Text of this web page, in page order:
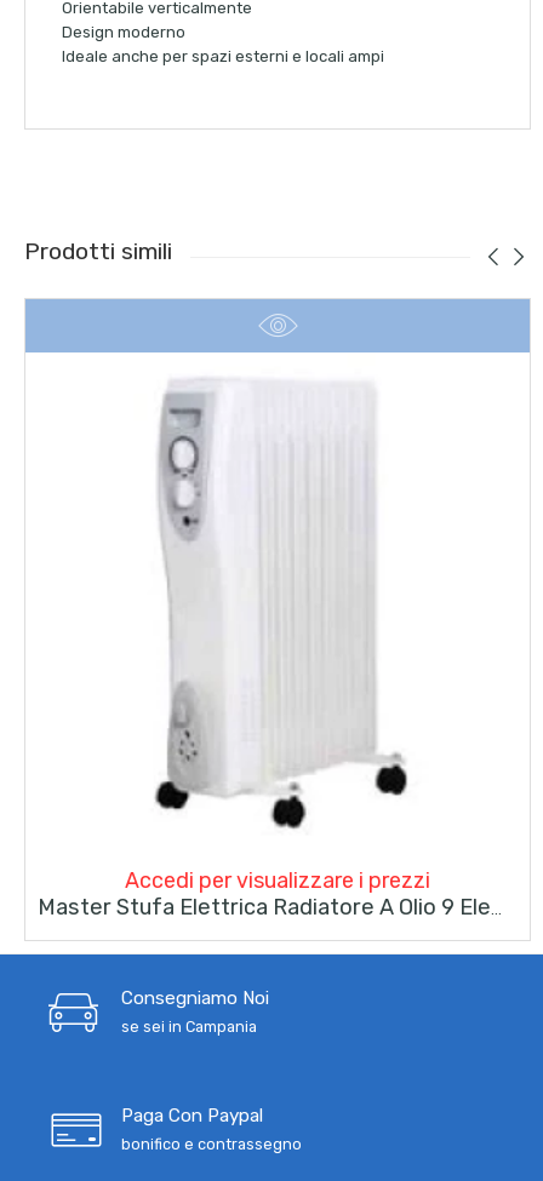
Orientabile verticalmente
Design moderno
Ideale anche per spazi esterni e locali ampi
Prodotti simili
Accedi per visualizzare i prezzi
Master Stufa Elettrica Radiatore A Olio 9 Elementi 2000W Indicatore Luminoso Con Ruote Bianco
Consegniamo Noi
se sei in Campania
Paga Con Paypal
bonifico e contrassegno